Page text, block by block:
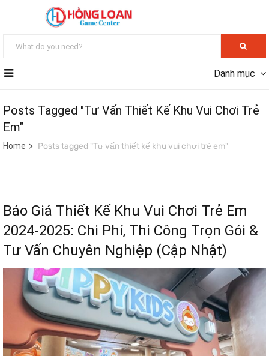
Danh mục
Posts Tagged "Tư Vấn Thiết Kế Khu Vui Chơi Trẻ
Em"
Home Posts tagged "Tư vấn thiết kế khu vui chơi trẻ em"
Báo Giá Thiết Kế Khu Vui Chơi Trẻ Em
2024-2025: Chi Phí, Thi Công Trọn Gói &
Tư Vấn Chuyên Nghiệp (Cập Nhật)